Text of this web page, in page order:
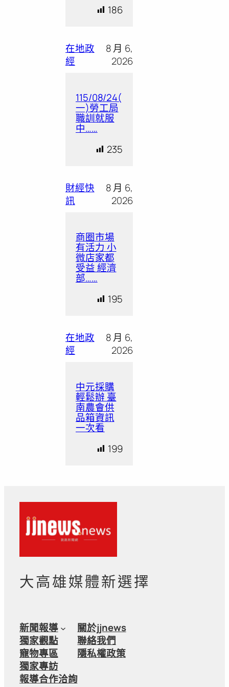
186
在地政
經
8 月 6,
2026
115/08/24(
一)勞工局
職訓就服
中……
235
財經快
訊
8 月 6,
2026
商圈市場
有活力 小
微店家都
受益 經濟
部……
195
在地政
經
8 月 6,
2026
中元採購
輕鬆辦 臺
南農會供
品箱資訊
一次看
199
大高雄媒體新選擇
新聞報導
獨家觀點
寵物專區
獨家專訪
報導合作洽詢
關於jjnews
聯絡我們
隱私權政策